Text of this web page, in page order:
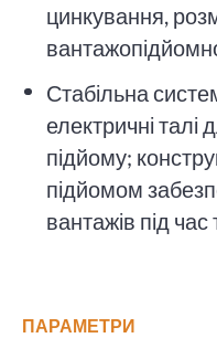
цинкування,
Стабільна
електричні талі
підйому;
підйомом
вантажів під
ПАРАМЕТРИ